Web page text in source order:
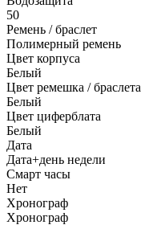
50
Ремень / браслет
Полимерный ремень
Цвет корпуса
Белый
Цвет ремешка / браслета
Белый
Цвет циферблата
Белый
Дата
Дата+день недели
Смарт часы
Нет
Хронограф
Хронограф